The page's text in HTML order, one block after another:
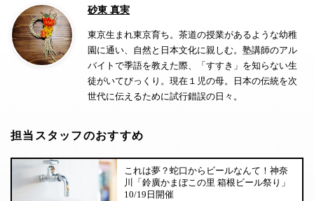
砂東 真実
東京生まれ東京育ち。茶道の授業があるような幼稚
園に通い、自然と日本文化に親しむ。塾講師のアル
バイトで季語を教えた際、「すすき」を知らない生
徒がいてびっくり。現在１児の母。日本の伝統を次
世代に伝えるために試行錯誤の日々。
担当スタッフのおすすめ
これは夢？蛇口からビールなんて！神奈
川「鈴廣かまぼこの里 箱根ビール祭り」
10/19日開催